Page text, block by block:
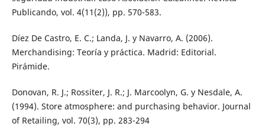
Publicando, vol. 4(11(2)), pp. 570-583.
Díez De Castro, E. C.; Landa, J. y Navarro, A. (2006).
Merchandising: Teoría y práctica. Madrid: Editorial.
Pirámide.
Donovan, R. J.; Rossiter, J. R.; J. Marcoolyn, G. y Nesdale, A.
(1994). Store atmosphere: and purchasing behavior. Journal
of Retailing, vol. 70(3), pp. 283-294